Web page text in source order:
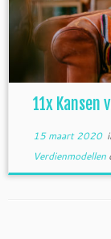
11x Kansen
15 maart 2020
Verdienmodellen